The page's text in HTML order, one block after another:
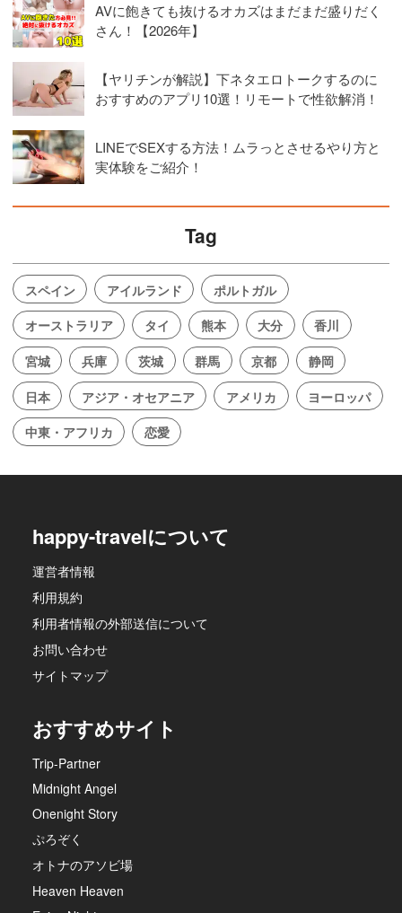
AVに飽きても抜けるオカズはまだまだ盛りだく
さん！【2026年】
【ヤリチンが解説】下ネタエロトークするのに
おすすめのアプリ10選！リモートで性欲解消！
LINEでSEXする方法！ムラっとさせるやり方と
実体験をご紹介！
Tag
スペイン アイルランド
ポルトガル
オーストラリア
タイ 熊本 大分
香川
宮城
兵庫 茨城 群馬 京都
静岡
日本
アジア・オセアニア アメリカ
ヨーロッパ
中東・アフリカ
恋愛
happy-travelについて
運営者情報
利用規約
利用者情報の外部送信について
お問い合わせ
サイトマップ
おすすめサイト
Trip-Partner
Midnight Angel
Onenight Story
ぷろぞく
オトナのアソビ場
Heaven Heaven